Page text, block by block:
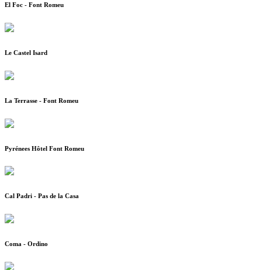
El Foc - Font Romeu
Le Castel Isard
La Terrasse - Font Romeu
Pyrénees Hôtel Font Romeu
Cal Padri - Pas de la Casa
Coma - Ordino